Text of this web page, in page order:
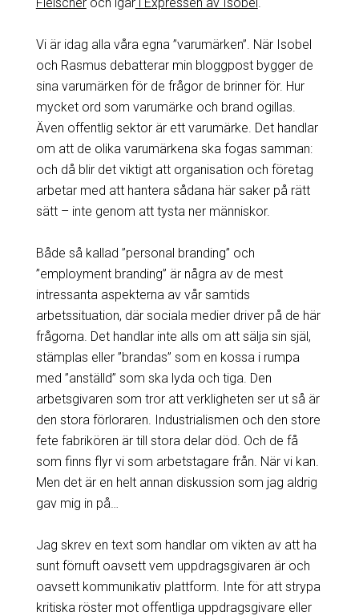
Vi är idag alla våra egna ”varumärken”. När Isobel
och Rasmus debatterar min bloggpost bygger de
sina varumärken för de frågor de brinner för. Hur
mycket ord som varumärke och brand ogillas.
Även offentlig sektor är ett varumärke. Det handlar
om att de olika varumärkena ska fogas samman:
och då blir det viktigt att organisation och företag
arbetar med att hantera sådana här saker på rätt
sätt – inte genom att tysta ner människor.
Både så kallad ”personal branding” och
”employment branding” är några av de mest
intressanta aspekterna av vår samtids
arbetssituation, där sociala medier driver på de här
frågorna. Det handlar inte alls om att sälja sin själ,
stämplas eller ”brandas” som en kossa i rumpa
med ”anställd” som ska lyda och tiga. Den
arbetsgivaren som tror att verkligheten ser ut så är
den stora förloraren. Industrialismen och den store
fete fabrikören är till stora delar död. Och de få
som finns flyr vi som arbetstagare från. När vi kan.
Men det är en helt annan diskussion som jag aldrig
gav mig in på…
Jag skrev en text som handlar om vikten av att ha
sunt förnuft oavsett vem uppdragsgivaren är och
oavsett kommunikativ plattform. Inte för att strypa
kritiska röster mot offentliga uppdragsgivare eller